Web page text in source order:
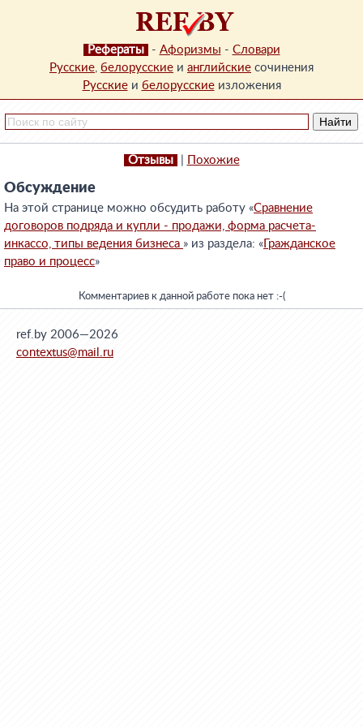
Рефераты - Афоризмы - Словари
Русские, белорусские и английские сочинения
Русскиеи белорусскиеизложения
Отзывы Похожие
Обсуждение
На этой странице можно обсудить работу «Сравнение
договоров подряда и купли - продажи, форма расчета-
инкассо, типы ведения бизнеса » из раздела: « Гражданское
право и процесс»
Комментариев к данной работе пока нет :-(
ref.by 2006—2026
contextus@mail.ru